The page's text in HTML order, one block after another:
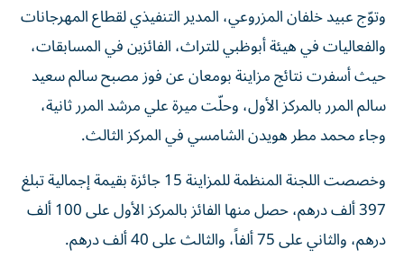
وتوّج عبيد خلفان المزروعي، المدير التنفيذي لقطاع المهرجانات
والفعاليات في هيئة أبوظبي للتراث، الفائزين في المسابقات،
حيث أسفرت نتائج مزاينة بومعان عن فوز مصبح سالم سعيد
سالم المرر بالمركز الأول، وحلّت ميرة علي مرشد المرر ثانية،
وجاء محمد مطر هويدن الشامسي في المركز الثالث.
وخصصت اللجنة المنظمة للمزاينة 15 جائزة بقيمة إجمالية تبلغ
397 ألف درهم، حصل منها الفائز بالمركز الأول على 100 ألف
درهم، والثاني على 75 ألفاً، والثالث على 40 ألف درهم.